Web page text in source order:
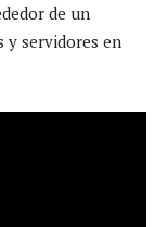
de un
y servidores en